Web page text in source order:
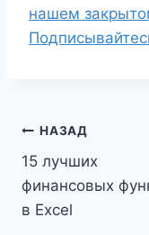
нашем
Навигация
по
записям
НАЗАД
15 лучших
финансовых
в Excel